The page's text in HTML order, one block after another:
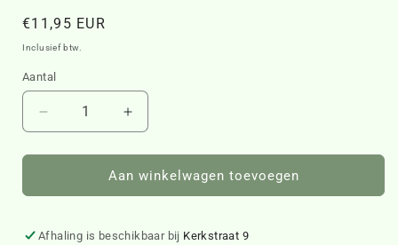
Normale
prijs
€11,95 EUR
Inclusief btw.
Aantal
Aantal
verlagen
voor
Breeze
Votive
Aantal
verhogen
voor
Summer
Breeze
Votive
Aan winkelwagen toevoegen
Afhaling is beschikbaar bij Kerkstraat 9